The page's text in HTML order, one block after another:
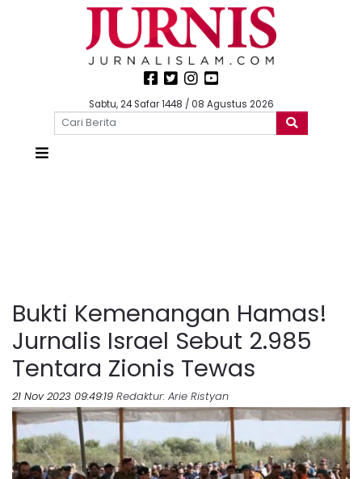
Sabtu, 24 Safar 1448 / 08 Agustus 2026
Bukti Kemenangan Hamas!
Jurnalis Israel Sebut 2.985
Tentara Zionis Tewas
21 Nov 2023 09:49:19 Redaktur: Arie Ristyan